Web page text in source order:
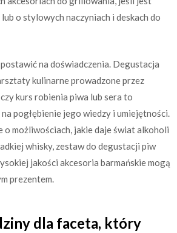
o stylowych naczyniach i deskach do
na doświadczenia. Degustacja
kulinarne prowadzone przez
kurs robienia piwa lub sera to
pogłębienie jego wiedzy i umiejętności.
o możliwościach, jakie daje świat alkoholi
whisky, zestaw do degustacji piw
jakości akcesoria barmańskie mogą
prezentem.
dla faceta, który